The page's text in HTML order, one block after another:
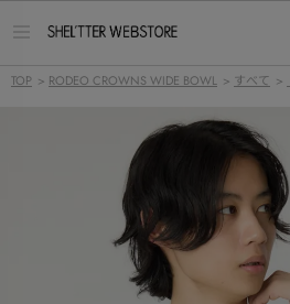
ー
TOP > RODEO CROWNS WIDE BOWL > すべて >